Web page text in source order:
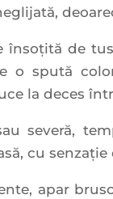
însoţită de
o spută
la deces
severă,
cu
apar